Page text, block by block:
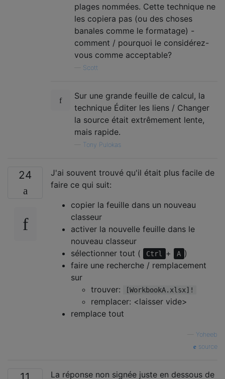
plages nommées. Cette technique ne
les copiera pas (ou des choses
banales comme le formatage) -
comment / pourquoi le considérez-
vous comme acceptable?
Scott
Sur une grande feuille de calcul, la
technique Éditer les liens / Changer
la source était extrêmement lente,
mais rapide.
Tony Pulokas
24
J'ai souvent trouvé qu'il était plus facile de
faire ce qui suit:
copier la feuille dans un nouveau
classeur
activer la nouvelle feuille dans le
nouveau classeur
sélectionner tout (
Ctrl + A )
faire une recherche / remplacement
sur
trouver:
[WorkbookA.xlsx]!
remplacer: <laisser vide>
remplace tout
Yoheeb
source
La réponse non signée juste en dessous de